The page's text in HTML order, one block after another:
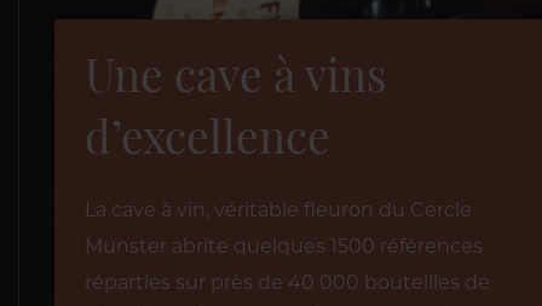
Une cave à vins
d’excellence
La cave à vin, véritable fleuron du Cercle
Munster abrite quelques 1500 références
réparties sur près de 40 000 bouteilles de